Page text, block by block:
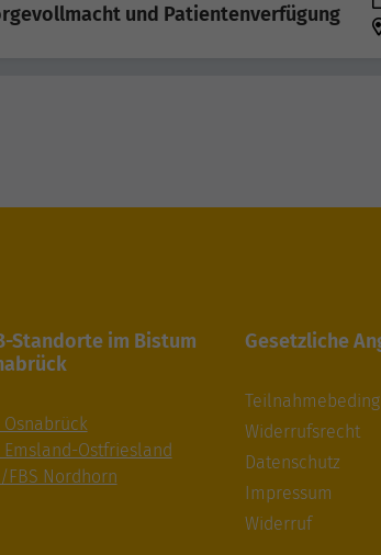
und Patientenverfügung
Standorte im Bistum
Osnabrück
Emsland-Ostfriesland
FBS Nordhorn
Gesetzliche
Widerrufsrecht
Datenschutz
Impressum
Widerruf